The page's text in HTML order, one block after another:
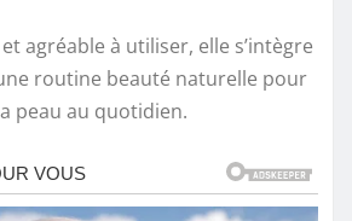
agréable à utiliser, elle s’intègre
routine beauté naturelle pour
peau au quotidien.